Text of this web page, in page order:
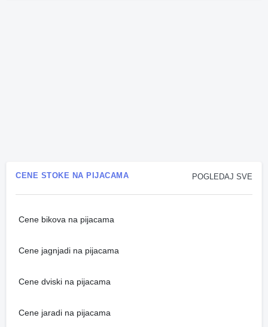
POGLEDAJ SVE
CENE STOKE NA PIJACAMA
Cene bikova na pijacama
Cene jagnjadi na pijacama
Cene dviski na pijacama
Cene jaradi na pijacama